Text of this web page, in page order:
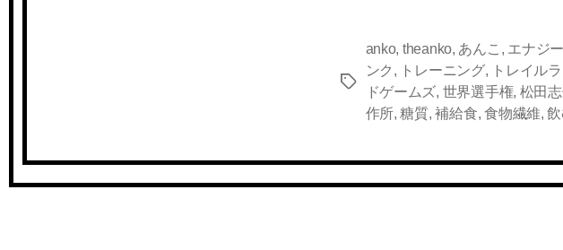
タ
anko, theanko, あんこ , エナジ
ンク , トレーニング, トレイル
ドゲームズ, 世界選手権, 松田
作所,糖質,補給食,食物繊維,